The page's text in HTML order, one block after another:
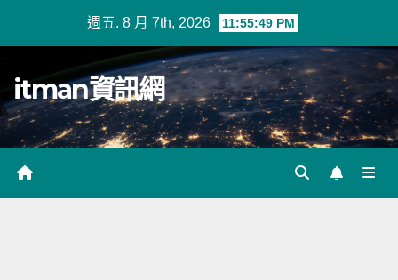
週五. 8 月 7th, 2026 11:55:49 PM
itman資訊網